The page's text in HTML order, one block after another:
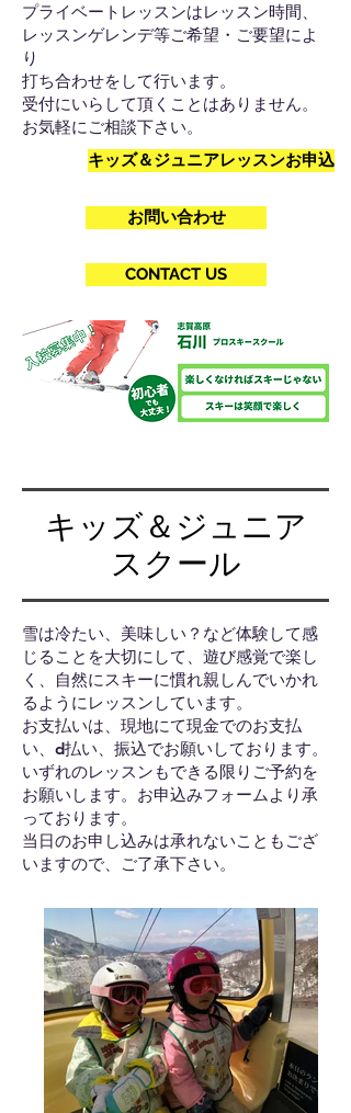
プライベートレッスンはレッスン時間、
レッスンゲレンデ等ご希望・ご要望によ
り
打ち合わせをして行います。
受付にいらして頂くことはありません。
お気軽にご相談下さい。
キッズ＆ジュニアレッスンお申込
お問い合わせ
CONTACT US
キッズ＆ジュニア
スクール
雪は冷たい、美味しい？など体験して感
じることを大切にして、遊び感覚で楽し
く、自然にスキーに慣れ親しんでいかれ
るようにレッスンしています。
お支払いは、現地にて現金でのお支払
い、d払い、振込でお願いしております。
いずれのレッスンもできる限りご予約を
お願いします。お申込みフォームより承
っております。
当日のお申し込みは承れないこともござ
いますので、ご了承下さい。